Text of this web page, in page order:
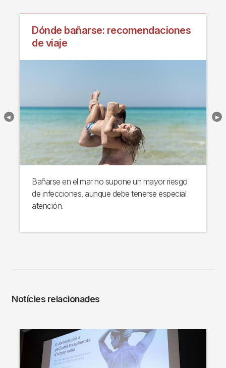
Dónde bañarse: recomendaciones
de viaje
Bañarse en el mar no supone un mayor riesgo
de infecciones, aunque debe tenerse especial
atención.
Notícies relacionades